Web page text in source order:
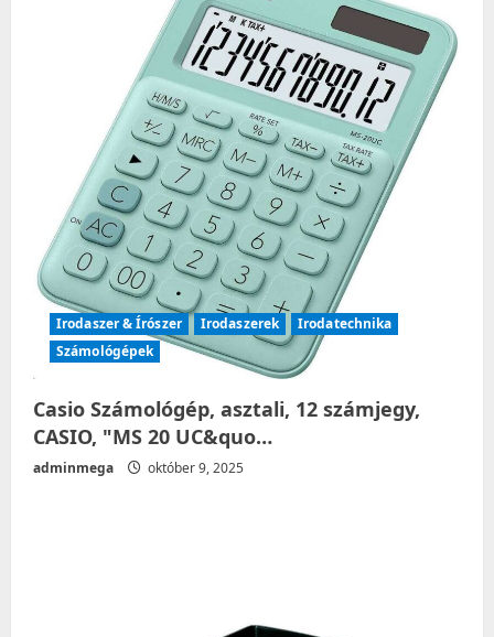
n
Irodaszer & Írószer Irodaszerek
Irodatechnika
Számológépek
Casio Számológép, asztali, 12 számjegy,
CASIO, "MS 20 UC&quo…
adminmega október 9, 2025